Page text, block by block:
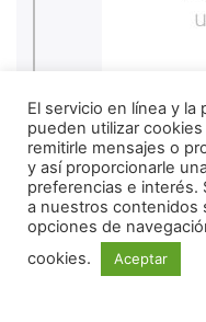
El servicio en línea y la
pueden utilizar
remitirle mensajes o
y así proporcionarle
preferencias e interés.
a nuestros contenidos
opciones de
cookies.
Aceptar